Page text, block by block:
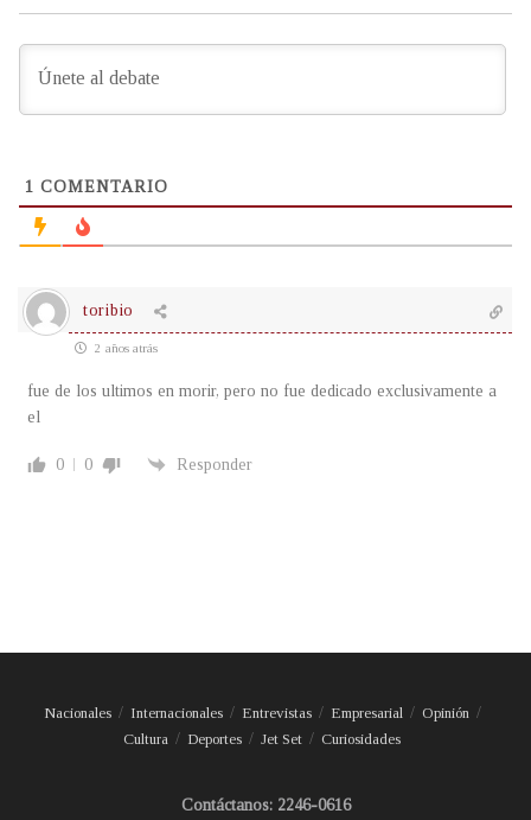
1 COMENTARIO
toribio
2 años atrás
fue de los ultimos en morir, pero no fue dedicado exclusivamente a
el
0 0 Responder
Nacionales Internacionales Entrevistas Empresarial
Opinión
Cultura
Deportes Jet Set Curiosidades
Contáctanos: 2246-0616